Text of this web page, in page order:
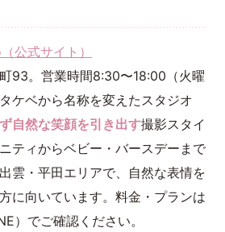
公式サイト）
93。営業時間8:30〜18:00（火曜
ケベから名称を変えたスタジオ
自然な笑顔を引き出す撮影スタイ
ティからベビー・バースデーまで
雲・平田エリアで、自然な表情を
に向いています。料金・プランは
）でご確認ください。